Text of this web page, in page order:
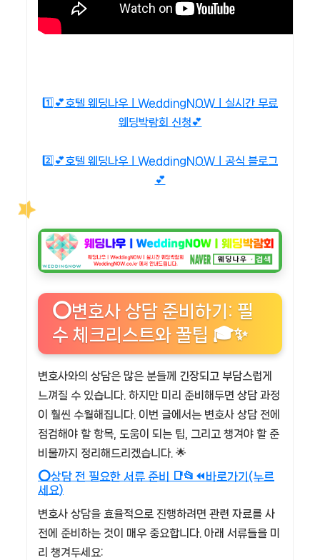
1️⃣💕호텔 웨딩나우ㅣWeddingNOWㅣ실시간 무료
웨딩박람회 신청💕
2️⃣💕호텔 웨딩나우ㅣWeddingNOWㅣ공식 블로그
💕
⭕변호사 상담 준비하기: 필
수 체크리스트와 꿀팁 🎓✨
변호사와의 상담은 많은 분들께 긴장되고 부담스럽게
느껴질 수 있습니다. 하지만 미리 준비해두면 상담 과정
이 훨씬 수월해집니다. 이번 글에서는 변호사 상담 전에
점검해야 할 항목, 도움이 되는 팁, 그리고 챙겨야 할 준
비물까지 정리해드리겠습니다. 🌟
⭕상담 전 필요한 서류 준비 📑📂⏪바로가기(누르
세요)
변호사 상담을 효율적으로 진행하려면 관련 자료를 사
전에 준비하는 것이 매우 중요합니다. 아래 서류들을 미
리 챙겨두세요: